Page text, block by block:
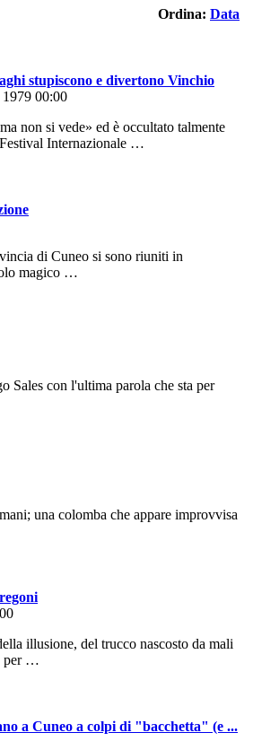
Ordina: Data
stupiscono e divertono Vinchio
00:00
non si vede» ed è occultato talmente
Internazionale …
di Cuneo si sono riuniti in
magico …
Sales con l'ultima parola che sta per
una colomba che appare improvvisa
illusione, del trucco nascosto da mali
per …
a Cuneo a colpi di "bacchetta" (e ...